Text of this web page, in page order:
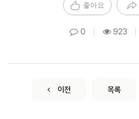
좋아요
0 923
이전 목록